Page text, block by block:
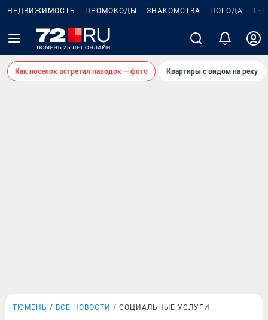
НЕДВИЖИМОСТЬ ПРОМОКОДЫ ЗНАКОМСТВА ПОГОДА
Как поселок встретил паводок — фото Квартиры с видом на реку
ТЮМЕНЬ ВСЕ НОВОСТИ СОЦИАЛЬНЫЕ УСЛУГИ